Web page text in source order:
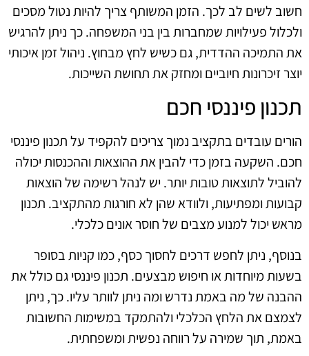
חשוב לשים לב לכך. הזמן המשותף צריך להיות נטול מסכים
ולכלול פעילויות שמחברות בין בני המשפחה. כך ניתן להרגיש
את התמיכה ההדדית, גם כשיש לחץ מבחוץ. ניהול זמן איכותי
יוצר זיכרונות חיוביים ומחזק את תחושת השייכות.
תכנון פיננסי חכם
הורים עובדים בתקציב נמוך צריכים להקפיד על תכנון פיננסי
חכם. השקעה בזמן כדי להבין את ההוצאות וההכנסות יכולה
להוביל לתוצאות טובות יותר. יש לנהל רשימה של הוצאות
קבועות ומפתיעות, ולוודא שהן לא חורגות מהתקציב. תכנון
מראש יכול למנוע מצבים של חוסר אונים כלכלי.
בנוסף, ניתן לחפש דרכים לחסוך כסף, כמו קניות בסופר
בשעות מיוחדות או חיפוש מבצעים. תכנון פיננסי גם כולל את
ההבנה של מה באמת נדרש ומה ניתן לוותר עליו. כך, ניתן
לצמצם את הלחץ הכלכלי ולהתמקד במשימות החשובות
באמת, תוך שמירה על רווחה נפשית ומשפחתית.